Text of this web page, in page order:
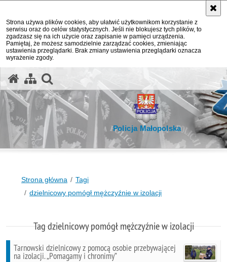
Strona używa plików cookies, aby ułatwić użytkownikom korzystanie z
serwisu oraz do celów statystycznych. Jeśli nie blokujesz tych plików, to
zgadzasz się na ich użycie oraz zapisanie w pamięci urządzenia.
Pamiętaj, że możesz samodzielnie zarządzać cookies, zmieniając
ustawienia przeglądarki. Brak zmiany ustawienia przeglądarki oznacza
wyrażenie zgody.
Policja Małopolska
Strona główna
Tagi
dzielnicowy pomógł mężczyźnie w izolacji
Tag dzielnicowy pomógł mężczyźnie w izolacji
Tarnowski dzielnicowy z pomocą osobie przebywającej
na izolacji. „Pomagamy i chronimy”